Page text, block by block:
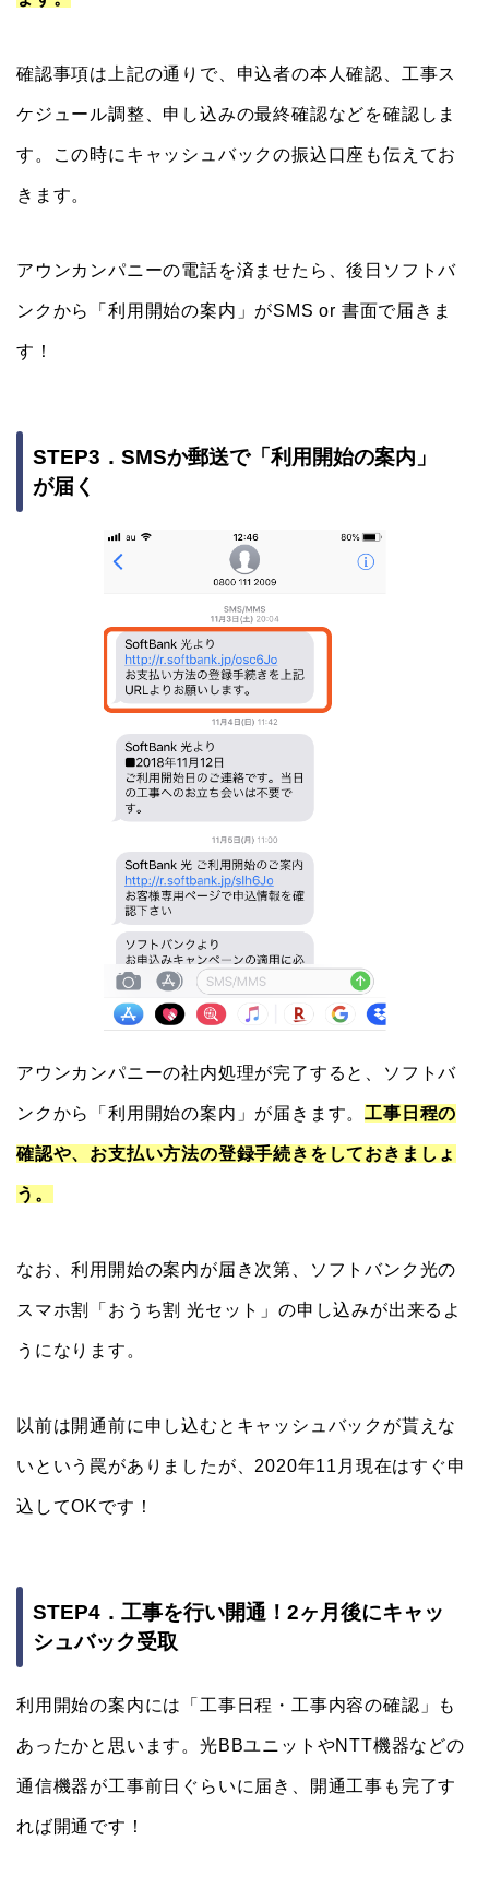
確認事項は上記の通りで、申込者の本人確認、工事ス
ケジュール調整、申し込みの最終確認などを確認しま
す。この時にキャッシュバックの振込口座も伝えてお
きます。
アウンカンパニーの電話を済ませたら、後日ソフトバ
ンクから「利用開始の案内」がSMS or 書面で届きま
す！
STEP3．SMSか郵送で「利用開始の案内」
が届く
アウンカンパニーの社内処理が完了すると、ソフトバ
ンクから「利用開始の案内」が届きます。工事日程の
確認や、お支払い方法の登録手続きをしておきましょ
う。
なお、利用開始の案内が届き次第、ソフトバンク光の
スマホ割「おうち割 光セット」の申し込みが出来るよ
うになります。
以前は開通前に申し込むとキャッシュバックが貰えな
いという罠がありましたが、2020年11月現在はすぐ申
込してOKです！
STEP4．工事を行い開通！2ヶ月後にキャッ
シュバック受取
利用開始の案内には「工事日程・工事内容の確認」も
あったかと思います。光BBユニットやNTT機器などの
通信機器が工事前日ぐらいに届き、開通工事も完了す
れば開通です！